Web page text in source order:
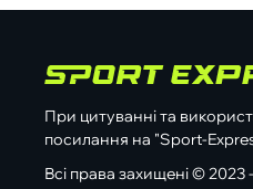
При цитуванні та
посилання на "Sport-
Всі права захищені ©